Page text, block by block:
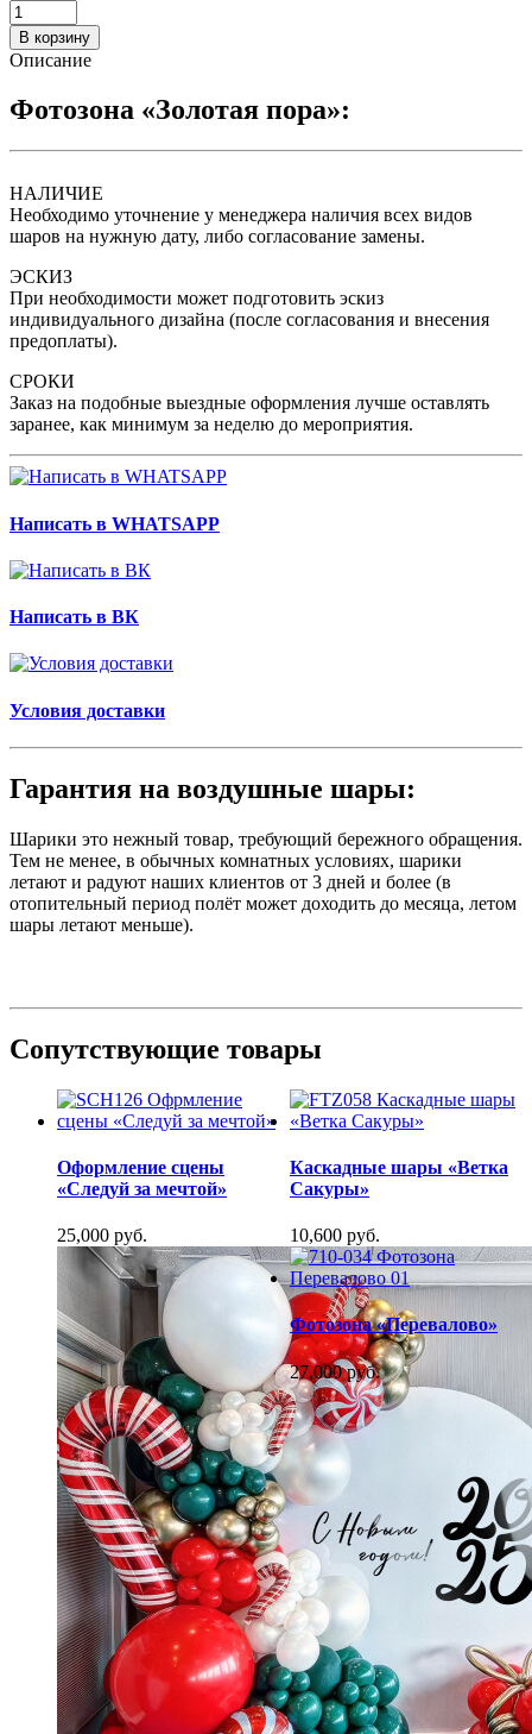
В корзину
Описание
Фотозона «Золотая пора»:
НАЛИЧИЕ
Необходимо уточнение у менеджера наличия всех видов
шаров на нужную дату, либо согласование замены.
ЭСКИЗ
При необходимости может подготовить эскиз
индивидуального дизайна (после согласования и внесения
предоплаты).
СРОКИ
Заказ на подобные выездные оформления лучше оставлять
заранее, как минимум за неделю до мероприятия.
Написать в WHATSAPP
Написать в ВК
Условия доставки
Гарантия на воздушные шары:
Шарики это нежный товар, требующий бережного обращения.
Тем не менее, в обычных комнатных условиях, шарики
летают и радуют наших клиентов от 3 дней и более (в
отопительный период полёт может доходить до месяца, летом
шары летают меньше).
Сопутствующие товары
Оформление сцены
«Следуй за мечтой»
25,000 руб.
Каскадные шары «Ветка
Сакуры»
10,600 руб.
Фотозона «Перевалово»
27,000 руб.